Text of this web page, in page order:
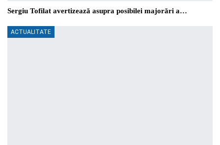
Sergiu Tofilat avertizează asupra posibilei majorări a…
ACTUALITATE